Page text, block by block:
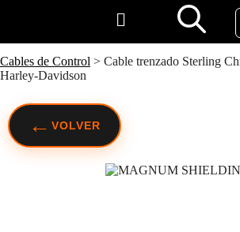
Cables de Control > Cable trenzado Sterling
Harley-Davidson
← VOLVER